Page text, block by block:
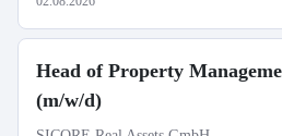
Head of Property
(m/w/d)